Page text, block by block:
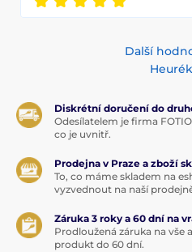
Další
Diskrétní doručení do
Odesílatelem je firma
co je uvnitř.
Prodejna v Praze a zboží
To, co máme skladem na
vyzvednout na naší
Záruka 3 roky a 60 dní na
Prodloužená záruka na vše
produkt do 60 dní.